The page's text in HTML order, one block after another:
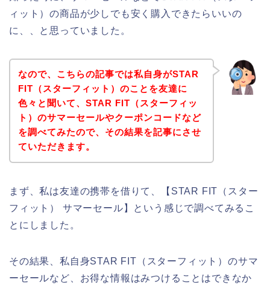
ィット）の商品が少しでも安く購入できたらいいの
に、、と思っていました。
なので、こちらの記事では私自身がSTAR
FIT（スターフィット）のことを友達に
色々と聞いて、STAR FIT（スターフィッ
ト）のサマーセールやクーポンコードなど
を調べてみたので、その結果を記事にさせ
ていただきます。
まず、私は友達の携帯を借りて、【STAR FIT（スター
フィット） サマーセール】という感じで調べてみるこ
とにしました。
その結果、私自身STAR FIT（スターフィット）のサマ
ーセールなど、お得な情報はみつけることはできなか